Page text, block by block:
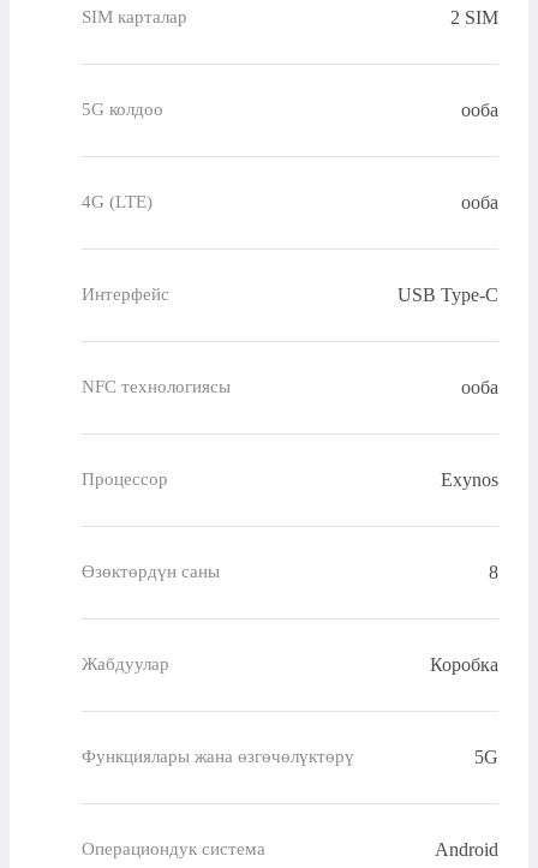
SIM карталар 2 SIM
5G колдоо ооба
4G (LTE) ооба
Интерфейс USB Type-C
NFC технологиясы ооба
Процессор Exynos
Өзөктөрдүн саны 8
Жабдуулар Коробка
Функциялары жана өзгөчөлүктөрү 5G
Операциондук система Android